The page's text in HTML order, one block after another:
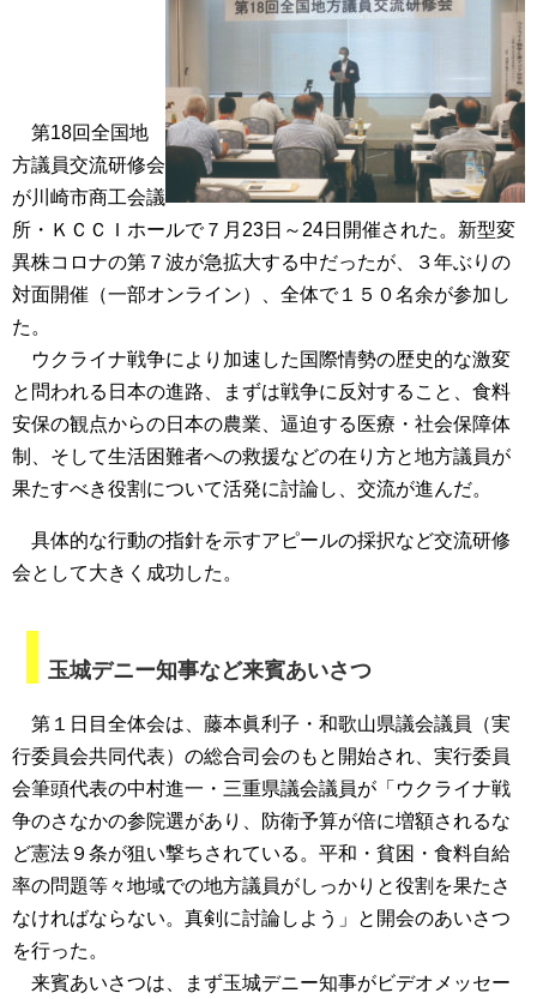
第18回全国地
方議員交流研修会
が川崎市商工会議
所・ＫＣＣＩホールで７月23日～24日開催された。新型変
異株コロナの第７波が急拡大する中だったが、３年ぶりの
対面開催（一部オンライン）、全体で１５０名余が参加し
た。
ウクライナ戦争により加速した国際情勢の歴史的な激変
と問われる日本の進路、まずは戦争に反対すること、食料
安保の観点からの日本の農業、逼迫する医療・社会保障体
制、そして生活困難者への救援などの在り方と地方議員が
果たすべき役割について活発に討論し、交流が進んだ。
具体的な行動の指針を示すアピールの採択など交流研修
会として大きく成功した。
玉城デニー知事など来賓あいさつ
第１日目全体会は、藤本眞利子・和歌山県議会議員（実
行委員会共同代表）の総合司会のもと開始され、実行委員
会筆頭代表の中村進一・三重県議会議員が「ウクライナ戦
争のさなかの参院選があり、防衛予算が倍に増額されるな
ど憲法９条が狙い撃ちされている。平和・貧困・食料自給
率の問題等々地域での地方議員がしっかりと役割を果たさ
なければならない。真剣に討論しよう」と開会のあいさつ
を行った。
来賓あいさつは、まず玉城デニー知事がビデオメッセー